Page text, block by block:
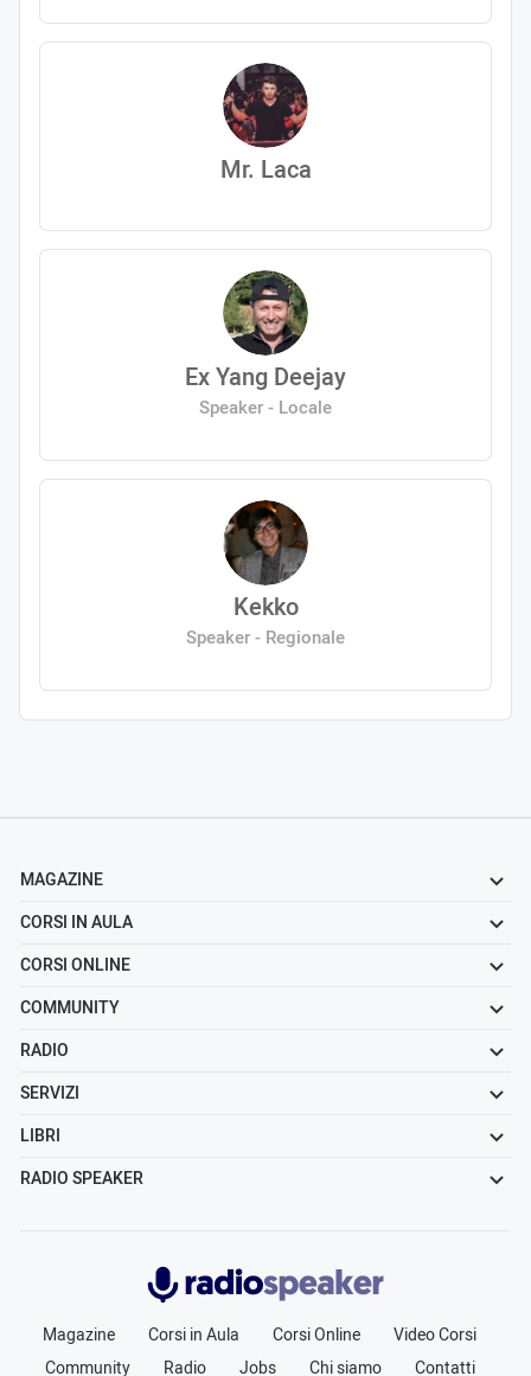
Mr. Laca
Ex Yang Deejay
Speaker - Locale
Kekko
Speaker - Regionale
MAGAZINE
CORSI IN AULA
CORSI ONLINE
COMMUNITY
RADIO
SERVIZI
LIBRI
RADIO SPEAKER
Radiospeaker.it
Magazine Corsi in Aula Corsi Online
Video Corsi
Community
Radio Jobs Chi siamo Contatti